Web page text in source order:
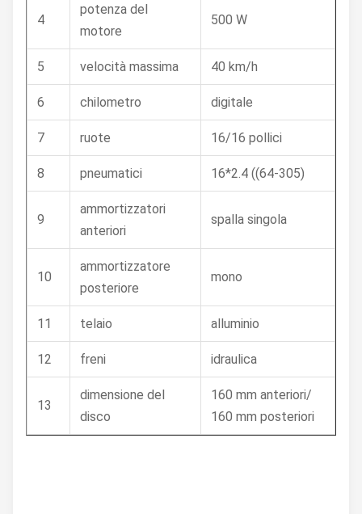
4
potenza del
motore
500 W
5 velocità massima 40 km/h
6 chilometro digitale
7 ruote 16/16 pollici
8 pneumatici 16*2.4 ((64-305)
9
ammortizzatori
anteriori
spalla singola
10
ammortizzatore
posteriore
mono
11 telaio alluminio
12 freni idraulica
13
dimensione del
disco
160 mm anteriori/
160 mm posteriori